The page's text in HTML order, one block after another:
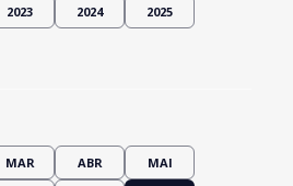
2023 2024 2025
MAR ABR MAI